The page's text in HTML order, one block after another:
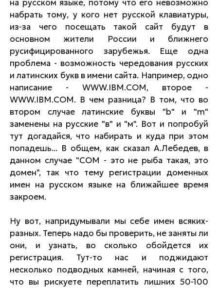
на русском языке, потому что его невозможно
набрать тому, у кого нет русской клавиатуры,
из-за чего посещать такой сайт будут в
основном жители России и ближнего
русифицированного зарубежья. Еще одна
проблема - возможность чередования русских
и латинских букв в имени сайта. Например, одно
написание - WWW.IBM.COM, второе -
WWW.IВМ.COM. В чем разница? В том, что во
втором случае латинские буквы "b" и "m"
заменены на русские "в" и "м". Вот и попробуй
тут догадайся, что набирать и куда при этом
попадешь... В общем, как сказал А.Лебедев, в
данном случае "СОМ - это не рыба такая, это
домен", так что тему регистрации доменных
имен на русском языке на ближайшее время
закроем.
Ну вот, напридумывали мы себе имен всяких-
разных. Теперь надо бы проверить, не заняты ли
они, и узнать, во сколько обойдется их
регистрация. Тут-то нас и поджидают
несколько подводных камней, начиная с того,
что вы рискуете переплатить лишних 50-100